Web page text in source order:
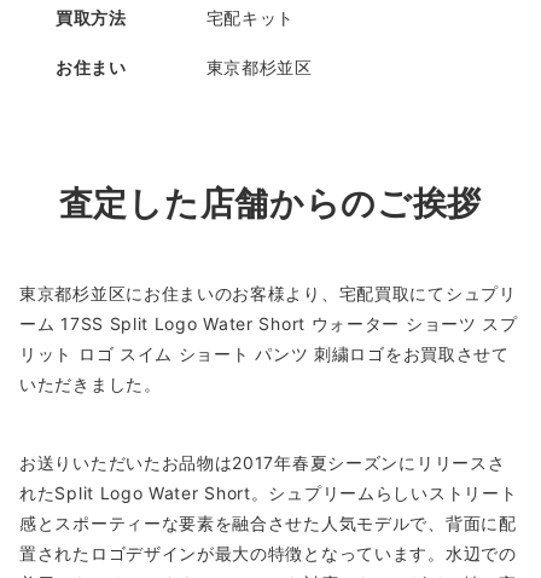
買取方法 宅配キット
お住まい 東京都杉並区
査定した店舗からのご挨拶
東京都杉並区にお住まいのお客様より、宅配買取にてシュプリ
ーム 17SS Split Logo Water Short ウォーター ショーツ スプ
リット ロゴ スイム ショート パンツ 刺繍ロゴをお買取させて
いただきました。
お送りいただいたお品物は2017年春夏シーズンにリリースさ
れたSplit Logo Water Short。シュプリームらしいストリート
感とスポーティーな要素を融合させた人気モデルで、背面に配
置されたロゴデザインが最大の特徴となっています。水辺での